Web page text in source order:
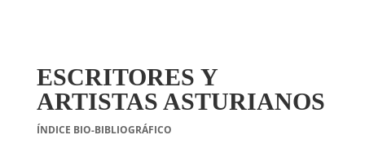
ESCRITORES Y
ARTISTAS ASTURIANOS
ÍNDICE BIO-BIBLIOGRÁFICO